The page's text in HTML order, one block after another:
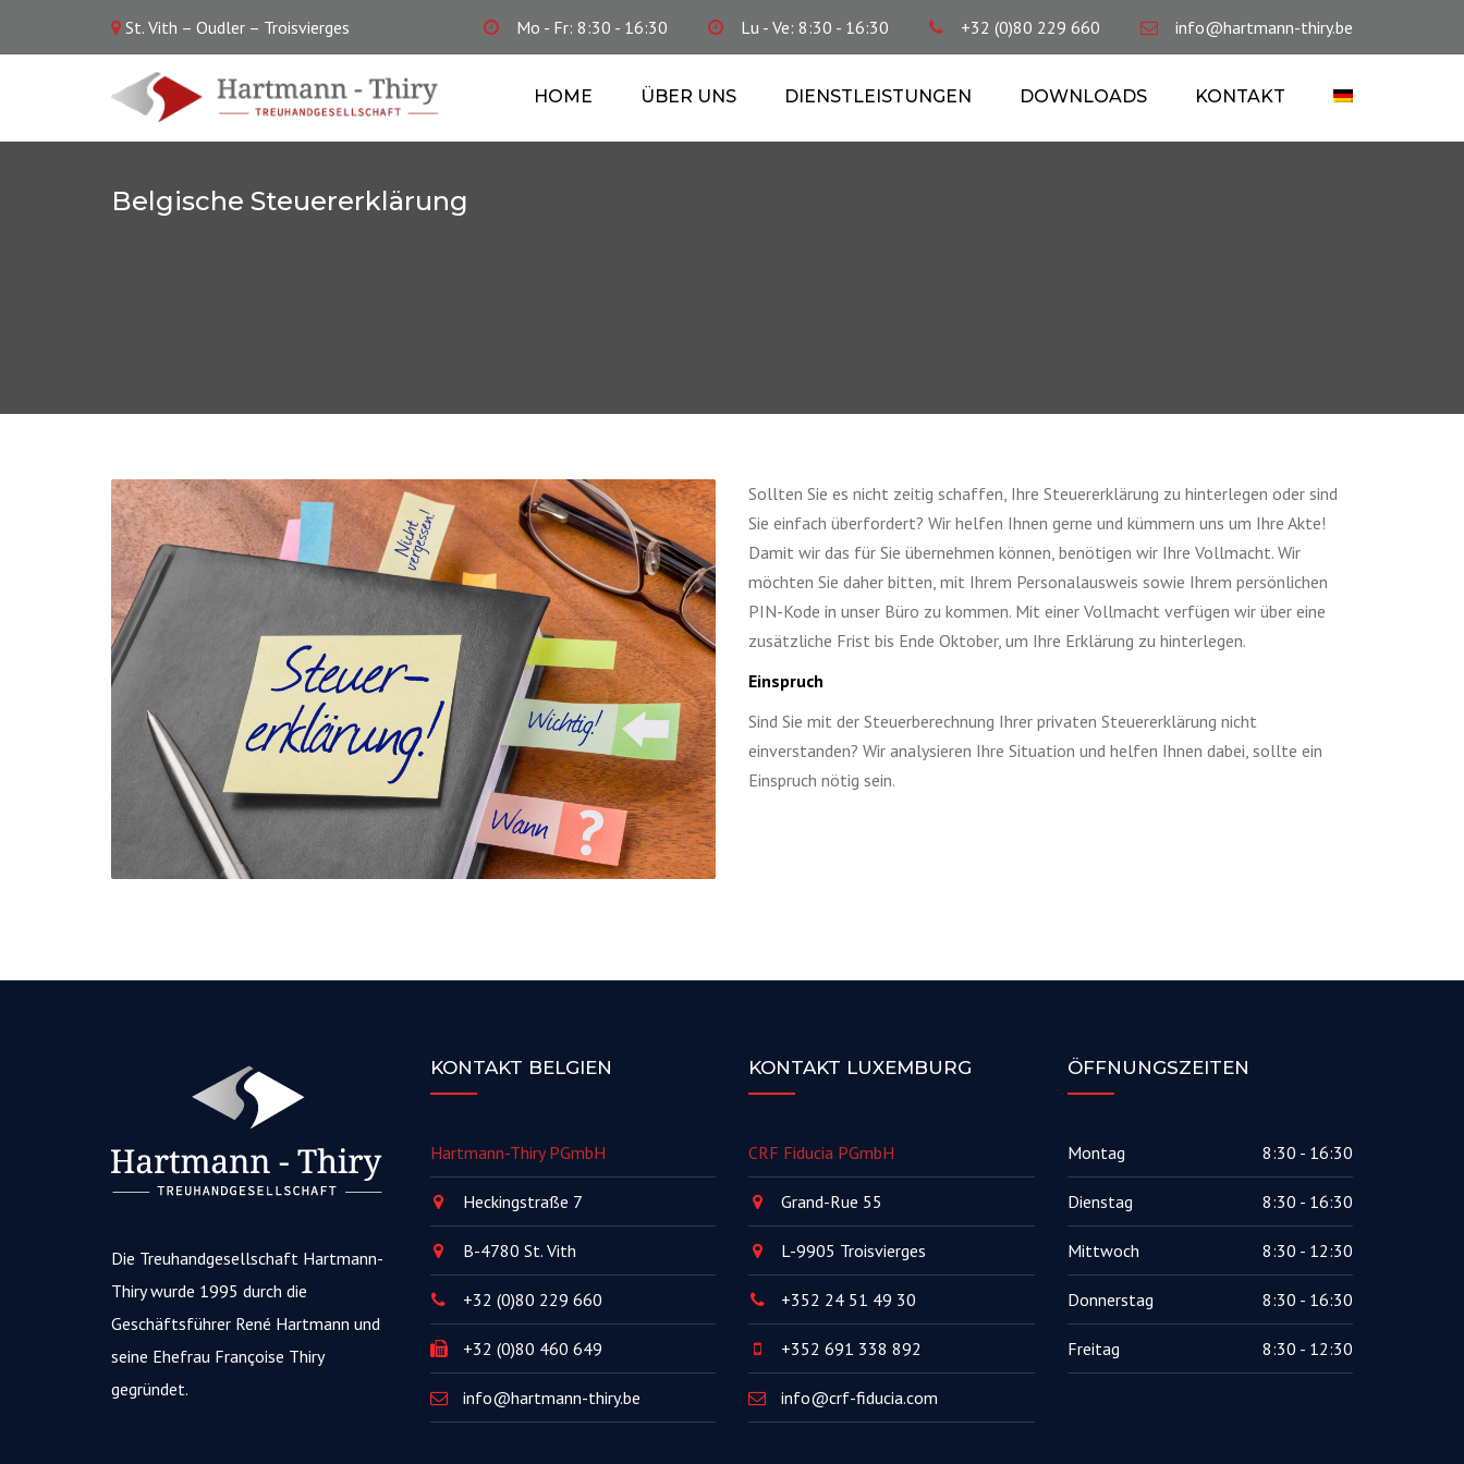
St. Vith – Oudler – Troisvierges Mo - Fr: 8:30 - 16:30 Lu - Ve: 8:30 - 16:30 +32 (0)80 229 660 info@hartmann-thiry.be
HOME ÜBER UNS DIENSTLEISTUNGEN DOWNLOADS KONTAKT
Belgische Steuererklärung
Sollten Sie es nicht zeitig schaffen, Ihre Steuererklärung zu hinterlegen oder sind
Sie einfach überfordert? Wir helfen Ihnen gerne und kümmern uns um Ihre Akte!
Damit wir das für Sie übernehmen können, benötigen wir Ihre Vollmacht. Wir
möchten Sie daher bitten, mit Ihrem Personalausweis sowie Ihrem persönlichen
PIN-Kode in unser Büro zu kommen. Mit einer Vollmacht verfügen wir über eine
zusätzliche Frist bis Ende Oktober, um Ihre Erklärung zu hinterlegen.
Einspruch
Sind Sie mit der Steuerberechnung Ihrer privaten Steuererklärung nicht
einverstanden? Wir analysieren Ihre Situation und helfen Ihnen dabei, sollte ein
Einspruch nötig sein.
Die Treuhandgesellschaft Hartmann-
Thiry wurde 1995 durch die
Geschäftsführer René Hartmann und
seine Ehefrau Françoise Thiry
gegründet.
KONTAKT BELGIEN
Hartmann-Thiry PGmbH
Heckingstraße 7
B-4780 St. Vith
+32 (0)80 229 660
+32 (0)80 460 649
info@hartmann-thiry.be
KONTAKT LUXEMBURG
CRF Fiducia PGmbH
Grand-Rue 55
L-9905 Troisvierges
+352 24 51 49 30
+352 691 338 892
info@crf-fiducia.com
ÖFFNUNGSZEITEN
Montag 8:30 - 16:30
Dienstag 8:30 - 16:30
Mittwoch 8:30 - 12:30
Donnerstag 8:30 - 16:30
Freitag 8:30 - 12:30